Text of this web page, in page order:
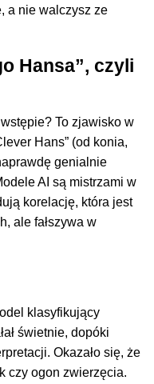
a nie walczysz ze
Hansa”, czyli
To zjawisko w
Hans” (od konia,
genialnie
AI są mistrzami w
korelację, która jest
ale fałszywa w
klasyfikujący
świetnie, dopóki
Okazało się, że
czy ogon zwierzęcia.